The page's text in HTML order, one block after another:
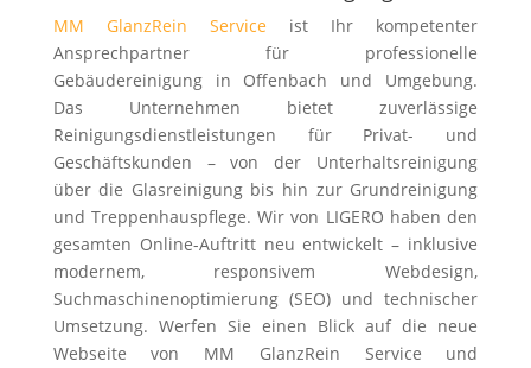
MM GlanzRein Serviceist Ihr kompetenter
Ansprechpartner für professionelle
Gebäudereinigung in Offenbach und Umgebung.
Das Unternehmen bietet zuverlässige
Reinigungsdienstleistungen für Privat- und
Geschäftskunden – von der Unterhaltsreinigung
über die Glasreinigung bis hin zur Grundreinigung
und Treppenhauspflege. Wir von LIGERO haben den
gesamten Online-Auftritt neu entwickelt – inklusive
modernem, responsivem Webdesign,
Suchmaschinenoptimierung (SEO) und technischer
Umsetzung. Werfen Sie einen Blick auf die neue
Webseite von MM GlanzRein Service und